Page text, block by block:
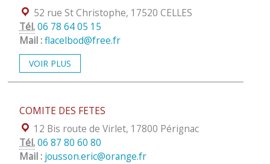
Localisation :
52 rue St Christophe, 17520 CELLES
Tél.06 78 64 05 15
Mail :flacelbod@free.fr
VOIR PLUS
COMITE DES FETES
Localisation :
12 Bis route de Virlet, 17800 Pérignac
Tél.06 87 80 60 80
Mail : jousson.eric@orange.fr